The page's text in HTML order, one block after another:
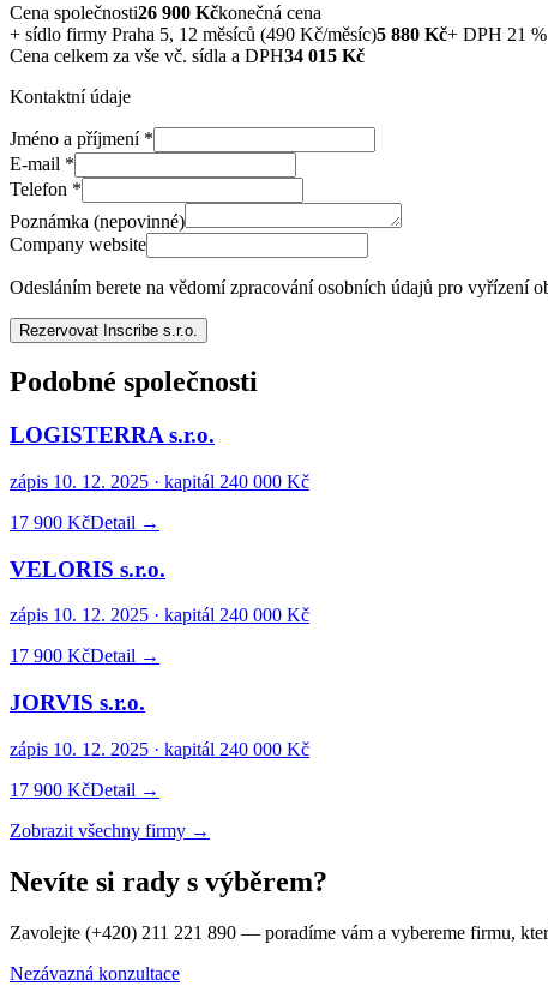
Cena společnosti26 900 Kčkonečná cena
+ sídlo firmy Praha 5, 12 měsíců (490 Kč/měsíc)5 880 Kč+ DPH 21 %
Cena celkem za vše vč. sídla a DPH34 015 Kč
Kontaktní údaje
Jméno a příjmení*
E-mail *
Telefon *
Poznámka (nepovinné)
Company website
Odesláním berete na vědomí zpracování osobních údajů pro vyřízení
Rezervovat Inscribe s.r.o.
Podobné společnosti
LOGISTERRA s.r.o.
zápis 10. 12. 2025 · kapitál 240 000 Kč
17 900 KčDetail →
VELORIS s.r.o.
zápis 10. 12. 2025 · kapitál 240 000 Kč
17 900 KčDetail →
JORVIS s.r.o.
zápis 10. 12. 2025 · kapitál 240 000 Kč
17 900 KčDetail →
Zobrazit všechny firmy →
Nevíte si rady s výběrem?
Zavolejte (+420) 211 221 890 — poradíme vám a vybereme firmu,
Nezávazná konzultace